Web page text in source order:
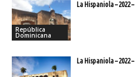
República
Dominicana
La Hispaniola – 2022
La Hispaniola – 2022